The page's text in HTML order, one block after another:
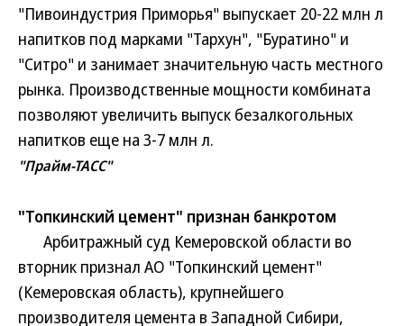
"Пивоиндустрия Приморья" выпускает 20-22 млн л
напитков под марками "Тархун", "Буратино" и
"Ситро" и занимает значительную часть местного
рынка. Производственные мощности комбината
позволяют увеличить выпуск безалкогольных
напитков еще на 3-7 млн л.
"Прайм-ТАСС"
"Топкинский цемент" признан банкротом
Арбитражный суд Кемеровской области во
вторник признал АО "Топкинский цемент"
(Кемеровская область), крупнейшего
производителя цемента в Западной Сибири,